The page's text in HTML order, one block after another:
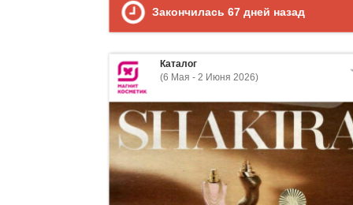
Закончилась 67 дней назад
Каталог
(6 Мая - 2 Июня 2026)